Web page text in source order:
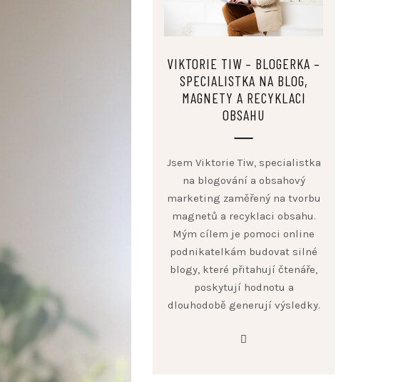
VIKTORIE TIW – BLOGERKA –
SPECIALISTKA NA BLOG,
MAGNETY A RECYKLACI
OBSAHU
Jsem Viktorie Tiw, specialistka
na blogování a obsahový
marketing zaměřený na tvorbu
magnetů a recyklaci obsahu.
Mým cílem je pomoci online
podnikatelkám budovat silné
blogy, které přitahují čtenáře,
poskytují hodnotu a
dlouhodobě generují výsledky.